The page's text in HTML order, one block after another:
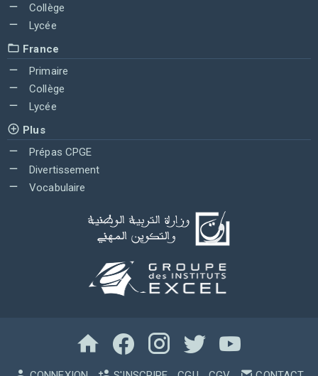
Collège
Lycée
France
Primaire
Collège
Lycée
Plus
Prépas CPGE
Divertissement
Vocabulaire